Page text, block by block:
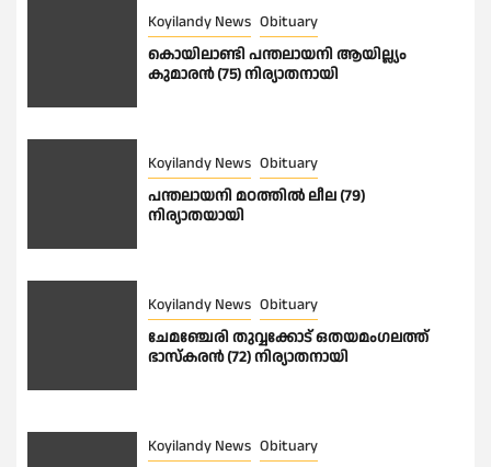
Koyilandy News Obituary
കൊയിലാണ്ടി പന്തലായനി ആയില്ല്യം
കുമാരൻ (75) നിര്യാതനായി
Koyilandy News Obituary
പന്തലായനി മഠത്തിൽ ലീല (79)
നിര്യാതയായി
Koyilandy News Obituary
ചേമഞ്ചേരി തുവ്വക്കോട് ഒതയമംഗലത്ത്
ഭാസ്കരൻ (72) നിര്യാതനായി
Koyilandy News Obituary